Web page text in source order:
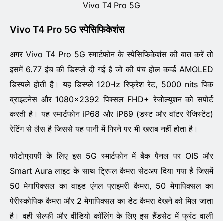
Vivo T4 Pro 5G
Vivo T4 Pro 5G स्पेसिफिकेशंस
अगर Vivo T4 Pro 5G स्मार्टफोन के स्पेसिफिकेशंस की बात करें तो
इसमें 6.77 इंच की डिस्प्ले दी गई है जो की पंच होल कर्व्ड AMOLED
डिस्पले होती है। यह डिस्प्ले 120Hz रिफ्रेश रेट, 5000 nits पिक
ब्राइटनेस और 1080×2392 पिक्सल FHD+ रेजोल्यूशन को सपोर्ट
करती है। यह स्मार्टफोन iP68 और iP69 (डस्ट और वॉटर रेजिस्टेंट)
रेटिंग से लैस है जिससे यह पानी में गिरने पर भी खराब नहीं होता है।
फोटोग्राफी के लिए इस 5G स्मार्टफोन में बैक पैनल पर OIS और
Smart Aura लाइट के साथ ट्रिपल कैमरा सेटअप दिया गया है जिसमें
50 मेगापिक्सल का वाइड एंगल प्राइमरी कैमरा, 50 मेगापिक्सल का
पेरीस्कोपिक कैमरा और 2 मेगापिक्सल का डेट कैमरा देखने को मिल जाता
है। वही सेल्फी और वीडियो कॉलिंग के लिए इस हैंडसेट में फ्रंट वाली